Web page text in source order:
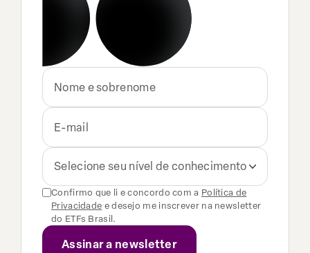
Selecione seu nível de conhecimento
Confirmo que li e concordo com a Política de
Privacidade e desejo me inscrever na newsletter
do ETFs Brasil.